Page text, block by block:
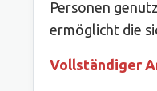
Personen
ermöglicht die
Vollständiger